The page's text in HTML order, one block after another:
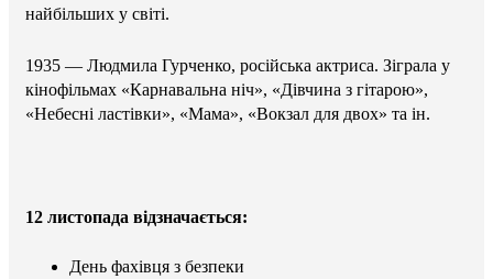
найбільших у світі.
1935 — Людмила Гурченко, російська актриса. Зіграла у
кінофільмах «Карнавальна ніч», «Дівчина з гітарою»,
«Небесні ластівки», «Мама», «Вокзал для двох» та ін.
12 листопада відзначається:
День фахівця з безпеки